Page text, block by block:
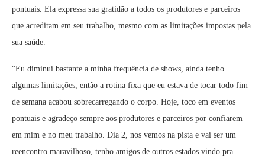
pontuais. Ela expressa sua gratidão a todos os produtores e parceiros
que acreditam em seu trabalho, mesmo com as limitações impostas pela
sua saúde.
“Eu diminui bastante a minha frequência de shows, ainda tenho
algumas limitações, então a rotina fixa que eu estava de tocar todo fim
de semana acabou sobrecarregando o corpo. Hoje, toco em eventos
pontuais e agradeço sempre aos produtores e parceiros por confiarem
em mim e no meu trabalho. Dia 2, nos vemos na pista e vai ser um
reencontro maravilhoso, tenho amigos de outros estados vindo pra